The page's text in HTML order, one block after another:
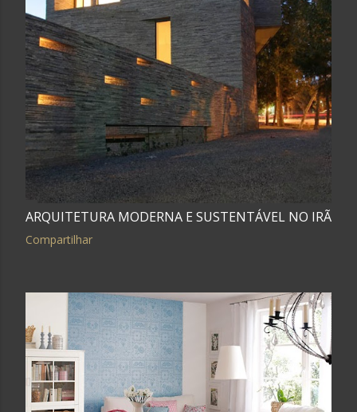
ARQUITETURA MODERNA E SUSTENTÁVEL NO IRÃ
Compartilhar